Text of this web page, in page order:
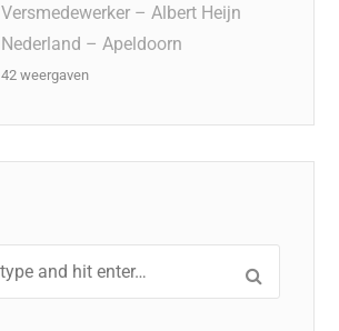
Versmedewerker – Albert Heijn
Nederland – Apeldoorn
42 weergaven